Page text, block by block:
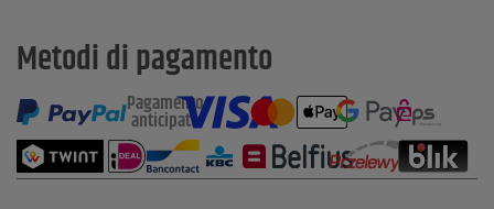
Metodi di pagamento
Pagamento
anticipato